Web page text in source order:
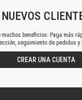
NUEVOS
muchos beneficios: Paga más
seguimiento de pedidos y
CREAR UNA CUENTA